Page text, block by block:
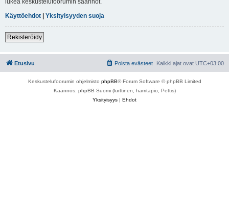
Käyttöehdot | Yksityisyyden suoja
Rekisteröidy
Etusivu Kaikki ajat ovat UTC+03:00
Poista evästeet
Keskustelufoorumin ohjelmisto phpBB® Forum Software © phpBB Limited
Käännös: phpBB Suomi (lurttinen, harritapio, Pettis)
Yksityisyys | Ehdot